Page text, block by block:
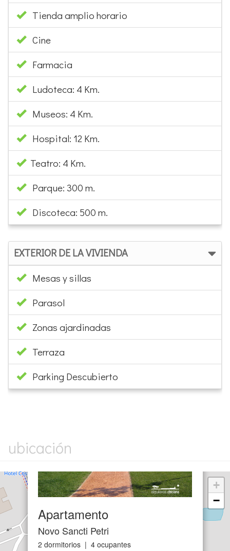
Tienda amplio horario
Cine
Farmacia
Ludoteca: 4 Km.
Museos: 4 Km.
Hospital: 12 Km.
Teatro: 4 Km.
Parque: 300 m.
Discoteca: 500 m.
EXTERIOR DE LA VIVIENDA
Mesas y sillas
Parasol
Zonas ajardinadas
Terraza
Parking Descubierto
ubicación
Apartamento
Novo Sancti Petri
2 dormitorios | 4 ocupantes
+
−